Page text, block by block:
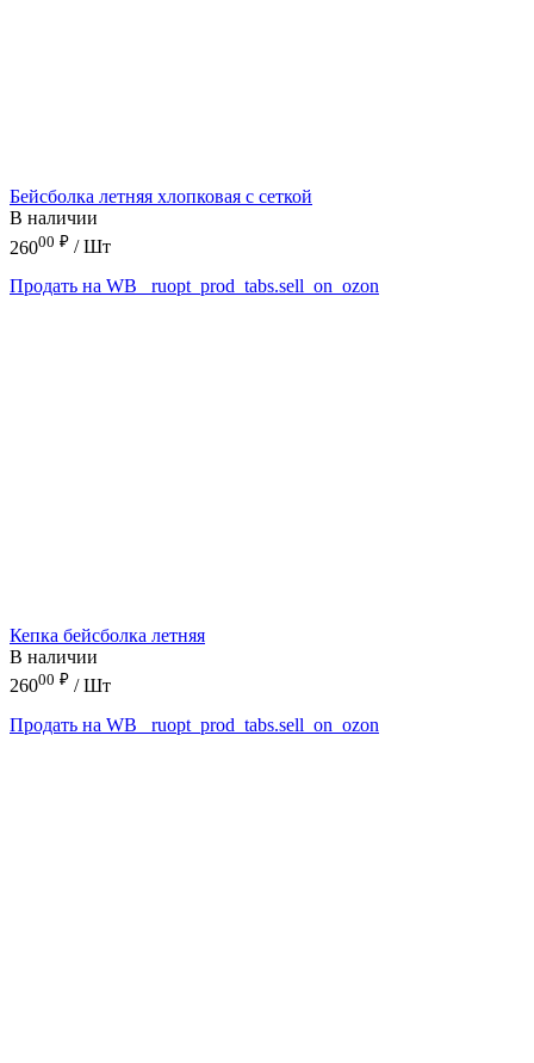
Бейсболка летняя хлопковая с сеткой
В наличии
26000 ₽ / Шт
Продать на WB
_ruopt_prod_tabs.sell_on_ozon
Кепка бейсболка летняя
В наличии
26000 ₽ / Шт
Продать на WB
_ruopt_prod_tabs.sell_on_ozon